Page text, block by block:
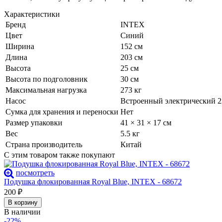
Характеристики
Бренд
INTEX
Цвет
Синий
Ширина
152 см
Длина
203 см
Высота
25 см
Высота по подголовник
30 см
Максимальная нагрузка
273 кг
Насос
Встроенный электрический
Сумка для хранения и переноски Нет
Размер упаковки
41 × 31 × 17 см
Вес
5.5 кг
Страна производитель
Китай
С этим товаром также покупают
посмотреть
Подушка флокированная Royal Blue, INTEX - 68672
200 ₽
В корзину
В наличии